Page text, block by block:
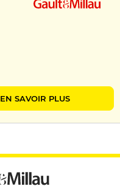
EN SAVOIR PLUS